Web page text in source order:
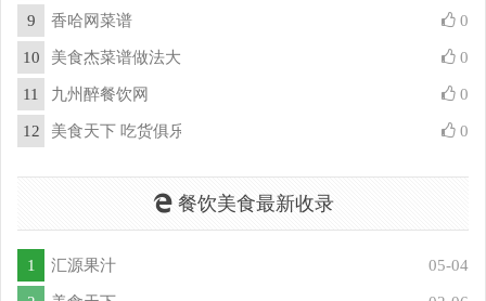
9 香哈网菜谱 0
10 美食杰菜谱做法大全 0
11 九州醉餐饮网 0
12 美食天下 吃货俱乐部 0
餐饮美食最新收录
1 汇源果汁 05-04